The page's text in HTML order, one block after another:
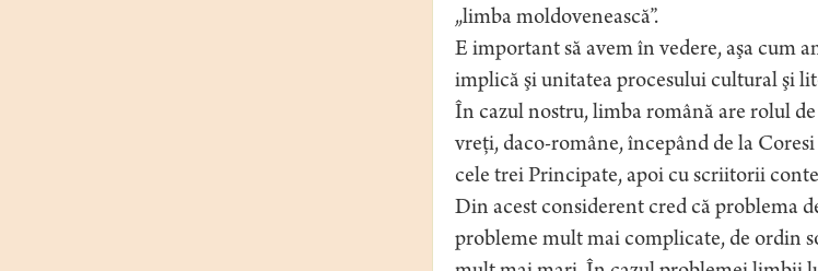
„limba moldovenească”.
E important să avem în vedere, aşa cum
implică şi unitatea procesului cultural şi
În cazul nostru, limba română are rolul
vreţi, daco-române, începând de la
cele trei Principate, apoi cu scriitorii
Din acest considerent cred că problema
probleme mult mai complicate, de ordin